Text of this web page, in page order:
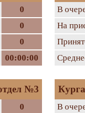
0
0
0
00:00:00
В
На
№3
0
В